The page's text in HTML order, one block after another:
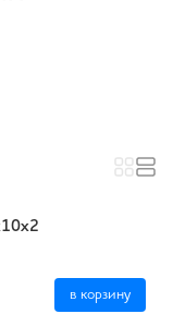
в корзину